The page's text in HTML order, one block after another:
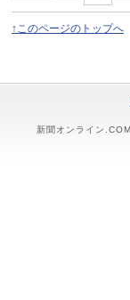
↑このページのトップへ
新聞オンライン